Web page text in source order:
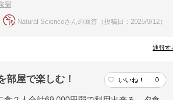
宿
Natural Scienceさんの回答（投稿日：2025/9/12）
通報す
部屋で楽しむ！ いいね！ 0